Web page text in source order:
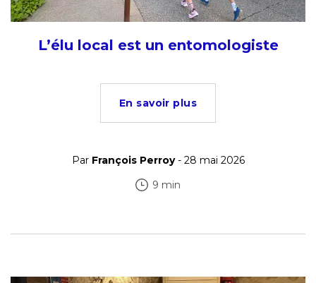
L’élu local est un entomologiste
En savoir plus
Par François Perroy- 28 mai 2026
9 min